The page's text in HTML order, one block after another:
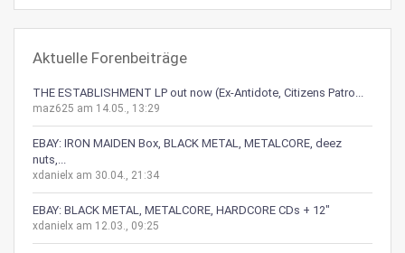
Aktuelle Forenbeiträge
THE ESTABLISHMENT LP out now (Ex-Antidote, Citizens Patro...
maz625 am 14.05., 13:29
EBAY: IRON MAIDEN Box, BLACK METAL, METALCORE, deez
nuts,...
xdanielx am 30.04., 21:34
EBAY: BLACK METAL, METALCORE, HARDCORE CDs + 12"
xdanielx am 12.03., 09:25